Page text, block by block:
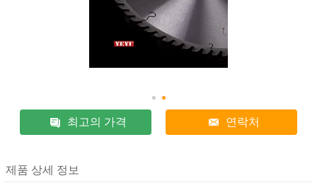
최고의 가격 연락처
제품 상세 정보